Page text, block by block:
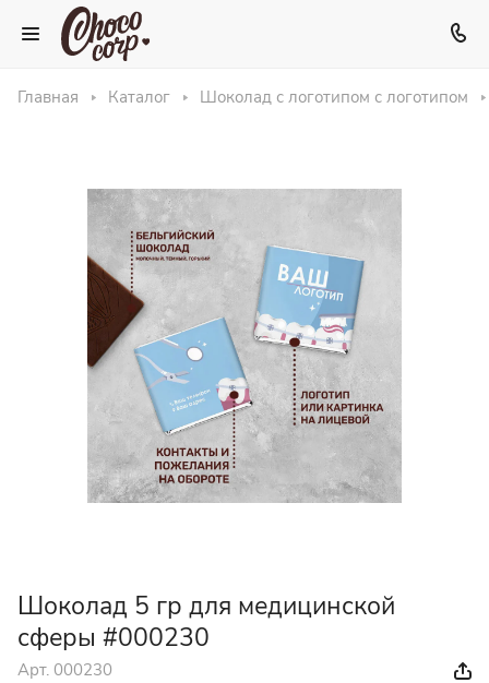
Главная Каталог Шоколад с логотипом с логотипом
Шоколад 5 гр для медицинской
сферы #000230
Арт. 000230